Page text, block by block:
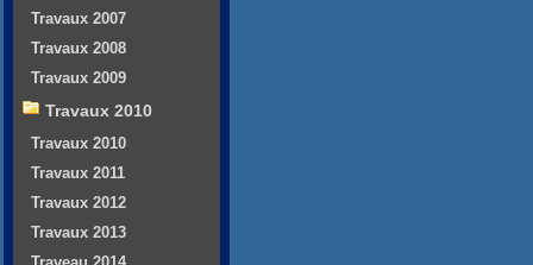
Travaux 2007
Travaux 2008
Travaux 2009
Travaux 2010
Travaux 2010
Travaux 2011
Travaux 2012
Travaux 2013